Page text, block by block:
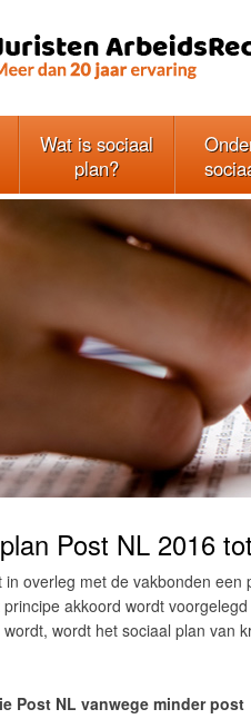
Wat is sociaal
plan?
Post NL 2016
in overleg met de vakbonden
akkoord wordt
wordt het sociaal plan van
Post NL vanwege minder post